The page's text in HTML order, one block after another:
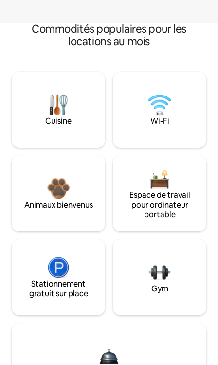
Commodités populaires pour les
locations au mois
Cuisine Wi-Fi
Animaux bienvenus
Espace de travail
pour ordinateur
portable
Stationnement
gratuit sur place
Gym